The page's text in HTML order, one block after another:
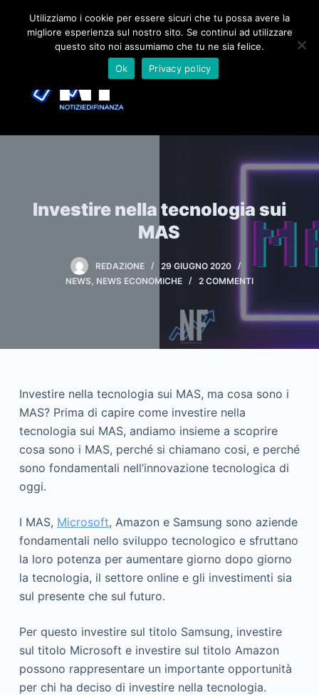
Investire nella tecnologia sui
MAS
REDAZIONE
29 GIUGNO 2020
NEWS, NEWS ECONOMICHE 2 COMMENTI
Investire nella tecnologia sui MAS, ma cosa sono i
MAS? Prima di capire come investire nella
tecnologia sui MAS, andiamo insieme a scoprire
cosa sono i MAS, perché si chiamano cosi, e perché
sono fondamentali nell’innovazione tecnologica di
oggi.
I MAS, Microsoft, Amazon e Samsung sono aziende
fondamentali nello sviluppo tecnologico e sfruttano
la loro potenza per aumentare giorno dopo giorno
la tecnologia, il settore online e gli investimenti sia
sul presente che sul futuro.
Per questo investire sul titolo Samsung, investire
sul titolo Microsoft e investire sul titolo Amazon
possono rappresentare un importante opportunità
per chi ha deciso di investire nella tecnologia.
Utilizziamo i cookie per essere sicuri che tu possa avere la
migliore esperienza sul nostro sito. Se continui ad utilizzare
questo sito noi assumiamo che tu ne sia felice.
Ok
Privacy policy